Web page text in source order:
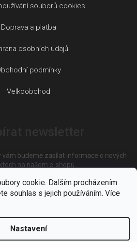
cookie. Dalším procházením
souhlas s jejich používáním. Více
Nastavení
souborů cookies
Doprava a platba
osobních údajů
podmínky
Velkoobchod
vám budeme zasílat informace o nových
na našem e-shopu.
E-mail
spodmínkami ochrany osobních
údajů